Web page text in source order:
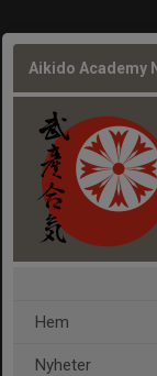
Aikido Academy
Hem
Nyheter